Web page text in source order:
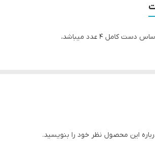
کامل ۴ عدد میباشد،
این محصول نظر خود را بنویسید.